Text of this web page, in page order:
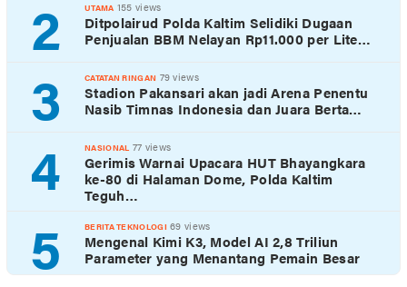
2 UTAMA 155 views
Ditpolairud Polda Kaltim Selidiki Dugaan
Penjualan BBM Nelayan Rp11.000 per Lite…
3 CATATAN RINGAN 79 views
Stadion Pakansari akan jadi Arena Penentu
Nasib Timnas Indonesia dan Juara Berta…
4 NASIONAL 77 views
Gerimis Warnai Upacara HUT Bhayangkara
ke-80 di Halaman Dome, Polda Kaltim
Teguh…
5 BERITA TEKNOLOGI 69 views
Mengenal Kimi K3, Model AI 2,8 Triliun
Parameter yang Menantang Pemain Besar